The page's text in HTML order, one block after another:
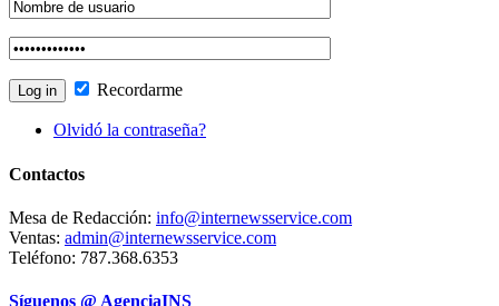
Recordarme
Olvidó la contraseña?
Contactos
Mesa de Redacción: info@internewsservice.com
Ventas: admin@internewsservice.com
Teléfono: 787.368.6353
Síguenos @ AgenciaINS